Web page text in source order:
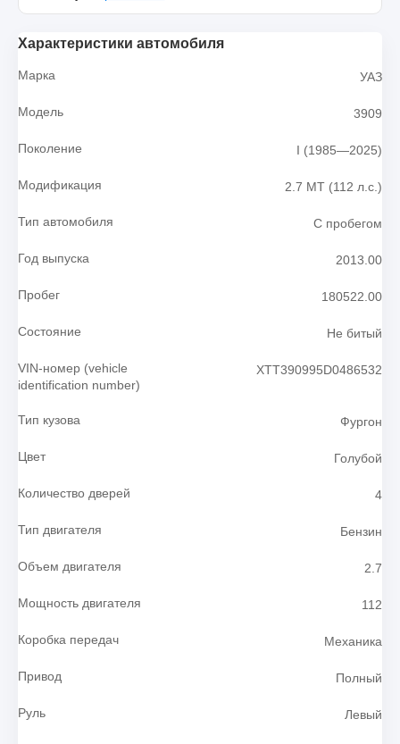
Характеристики автомобиля
Марка УАЗ
Модель 3909
Поколение I (1985—2025)
Модификация 2.7 MT (112 л.с.)
Тип автомобиля С пробегом
Год выпуска 2013.00
Пробег 180522.00
Состояние Не битый
VIN-номер (vehicle
identification number)
ХТТ390995D0486532
Тип кузова Фургон
Цвет Голубой
Количество дверей 4
Тип двигателя Бензин
Объем двигателя 2.7
Мощность двигателя 112
Коробка передач Механика
Привод Полный
Руль Левый